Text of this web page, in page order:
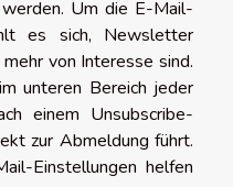
Um die E-Mail-
es sich, Newsletter
von Interesse sind.
unteren Bereich jeder
einem Unsubscribe-
zur Abmeldung führt.
Einstellungen helfen